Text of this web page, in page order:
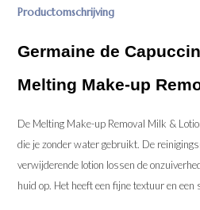
Productomschrijving
Germaine de
Melting Make-up
De Melting Make-up Removal Milk &
die je zonder water gebruikt. De
verwijderende lotion lossen de
huid op. Het heeft een fijne textuur en een